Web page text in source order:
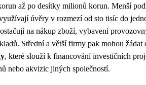
až po desítky milionů korun. Menší
úvěry v rozmezí od sto tisíc do
na nákup zboží, vybavení
Střední a větší firmy pak mohou žádat
, které slouží k financování investičních
nebo akvizic jiných společností.